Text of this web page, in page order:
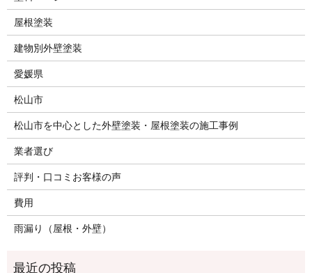
屋根塗装
建物別外壁塗装
愛媛県
松山市
松山市を中心とした外壁塗装・屋根塗装の施工事例
業者選び
評判・口コミお客様の声
費用
雨漏り（屋根・外壁）